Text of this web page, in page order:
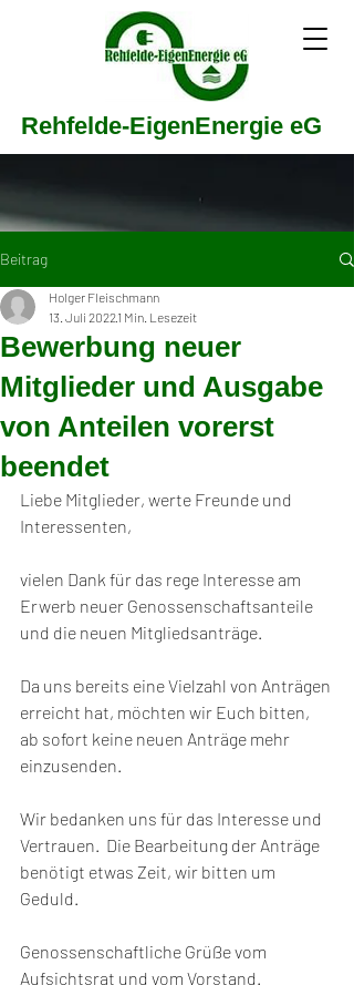
Rehfelde-EigenEnergie eG
Beitrag
Bewerbung neuer
Mitglieder und Ausgabe
von Anteilen vorerst
beendet
Holger Fleischmann
13. Juli 20221 Min. Lesezeit
Liebe Mitglieder, werte Freunde und
Interessenten,
vielen Dank für das rege Interesse am
Erwerb neuer Genossenschaftsanteile
und die neuen Mitgliedsanträge.
Da uns bereits eine Vielzahl von Anträgen
erreicht hat, möchten wir Euch bitten,
ab sofort keine neuen Anträge mehr
einzusenden.
Wir bedanken uns für das Interesse und
Vertrauen.  Die Bearbeitung der Anträge
benötigt etwas Zeit, wir bitten um
Geduld.
Genossenschaftliche Grüße vom
Aufsichtsrat und vom Vorstand.